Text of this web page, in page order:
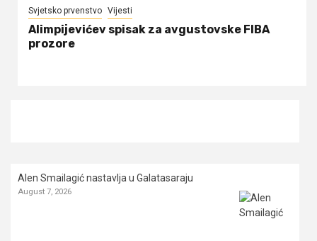
Svjetsko prvenstvo Vijesti
Alimpijevićev spisak za avgustovske FIBA
prozore
Alen Smailagić nastavlja u Galatasaraju
August 7, 2026